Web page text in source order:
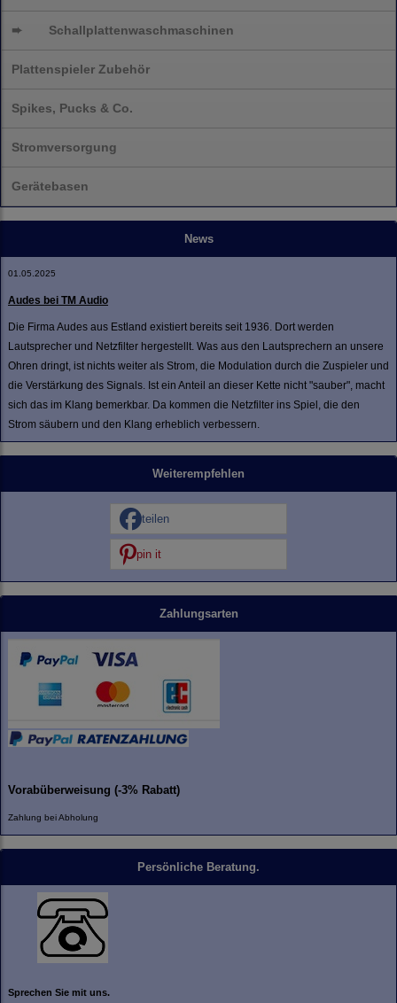
➨ Schallplattenwaschmaschinen
Plattenspieler Zubehör
Spikes, Pucks & Co.
Stromversorgung
Gerätebasen
News
01.05.2025
Audes bei TM Audio
Die Firma Audes aus Estland existiert bereits seit 1936. Dort werden
Lautsprecher und Netzfilter hergestellt. Was aus den Lautsprechern an unsere
Ohren dringt, ist nichts weiter als Strom, die Modulation durch die Zuspieler und
die Verstärkung des Signals. Ist ein Anteil an dieser Kette nicht "sauber", macht
sich das im Klang bemerkbar. Da kommen die Netzfilter ins Spiel, die den
Strom säubern und den Klang erheblich verbessern.
Weiterempfehlen
teilen
pin it
Zahlungsarten
Vorabüberweisung (-3% Rabatt)
Zahlung bei Abholung
Persönliche Beratung.
Sprechen Sie mit uns.